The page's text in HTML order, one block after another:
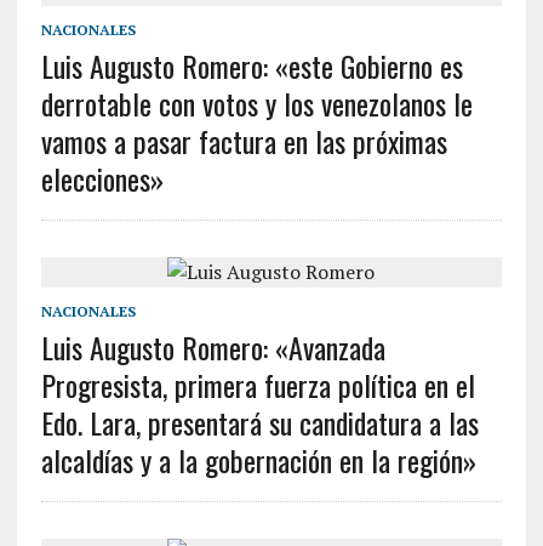
NACIONALES
Luis Augusto Romero: «este Gobierno es
derrotable con votos y los venezolanos le
vamos a pasar factura en las próximas
elecciones»
NACIONALES
Luis Augusto Romero: «Avanzada
Progresista, primera fuerza política en el
Edo. Lara, presentará su candidatura a las
alcaldías y a la gobernación en la región»